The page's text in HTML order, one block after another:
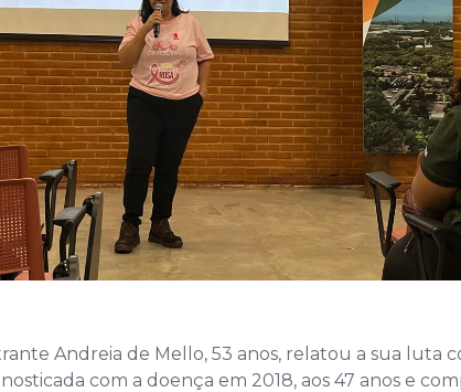
Andreia de Mello, 53 anos, relatou a sua luta
com a doença em 2018, aos 47 anos e